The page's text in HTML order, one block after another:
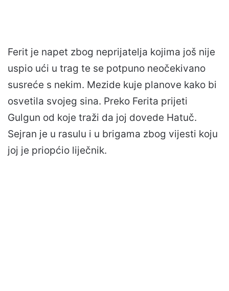
Ferit je napet zbog neprijatelja kojima još nije
uspio ući u trag te se potpuno neočekivano
susreće s nekim. Mezide kuje planove kako bi
osvetila svojeg sina. Preko Ferita prijeti
Gulgun od koje traži da joj dovede Hatuč.
Sejran je u rasulu i u brigama zbog vijesti koju
joj je priopćio liječnik.